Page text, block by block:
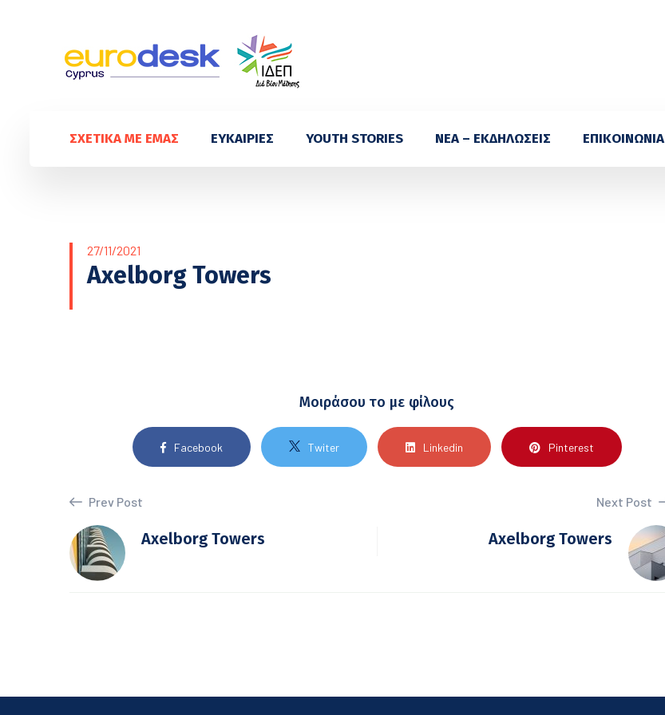
ΣΧΕΤΙΚΑ ΜΕ ΕΜΑΣ ΕΥΚΑΙΡΙΕΣ YOUTH STORIES ΝΕΑ – ΕΚΔΗΛΩΣΕΙΣ ΕΠΙΚΟΙΝΩΝΙΑ
27/11/2021
Axelborg Towers
Μοιράσου το με φίλους
Facebook Twiter Linkedin Pinterest
Prev Post
Axelborg Towers
Next Post
Axelborg Towers